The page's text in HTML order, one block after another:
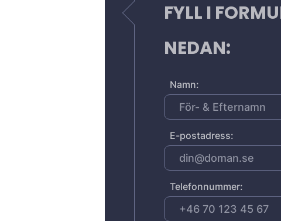
FYLL I
NEDAN:
Namn:
E-postadress:
Telefonnummer: